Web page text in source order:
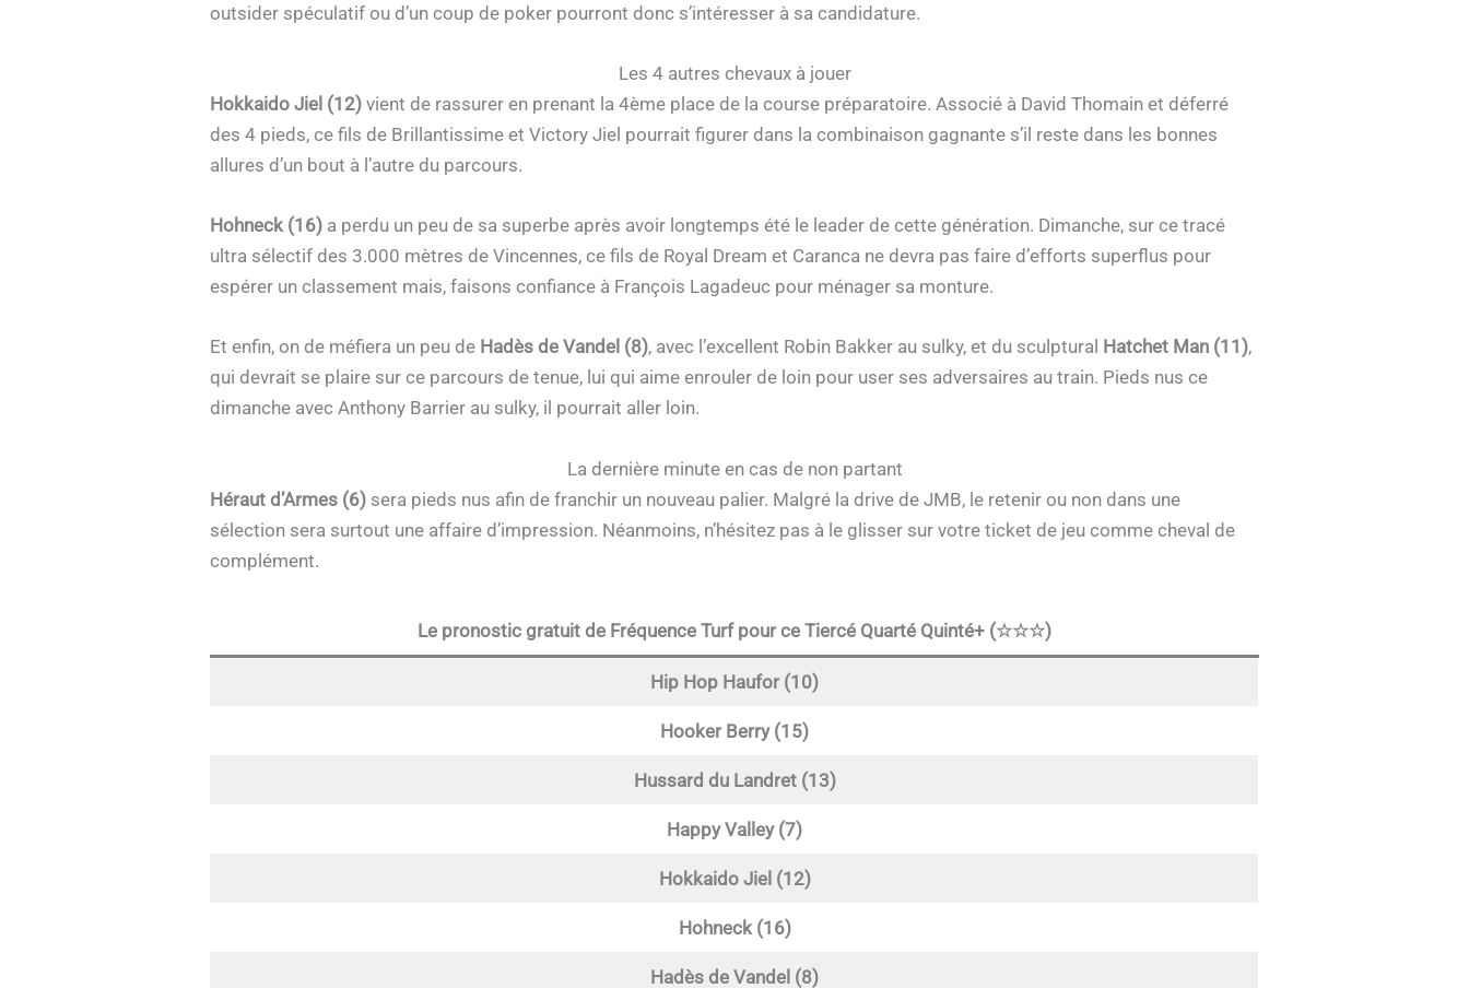
outsider spéculatif ou d’un coup de poker pourront donc s’intéresser à sa candidature.
Les 4 autres chevaux à jouer
Hokkaido Jiel (12) vient de rassurer en prenant la 4ème place de la course préparatoire. Associé à David Thomain et déferré
des 4 pieds, ce fils de Brillantissime et Victory Jiel pourrait figurer dans la combinaison gagnante s’il reste dans les bonnes
allures d’un bout à l’autre du parcours.
Hohneck (16) a perdu un peu de sa superbe après avoir longtemps été le leader de cette génération. Dimanche, sur ce tracé
ultra sélectif des 3.000 mètres de Vincennes, ce fils de Royal Dream et Caranca ne devra pas faire d’efforts superflus pour
espérer un classement mais, faisons confiance à François Lagadeuc pour ménager sa monture.
Et enfin, on de méfiera un peu de Hadès de Vandel (8), avec l’excellent Robin Bakker au sulky, et du sculptural Hatchet Man (11),
qui devrait se plaire sur ce parcours de tenue, lui qui aime enrouler de loin pour user ses adversaires au train. Pieds nus ce
dimanche avec Anthony Barrier au sulky, il pourrait aller loin.
La dernière minute en cas de non partant
Héraut d’Armes (6) sera pieds nus afin de franchir un nouveau palier. Malgré la drive de JMB, le retenir ou non dans une
sélection sera surtout une affaire d’impression. Néanmoins, n’hésitez pas à le glisser sur votre ticket de jeu comme cheval de
complément.
Le pronostic gratuit de Fréquence Turf pour ce Tiercé Quarté Quinté+ (☆☆☆)
Hip Hop Haufor (10)
Hooker Berry (15)
Hussard du Landret (13)
Happy Valley (7)
Hokkaido Jiel (12)
Hohneck (16)
Hadès de Vandel (8)